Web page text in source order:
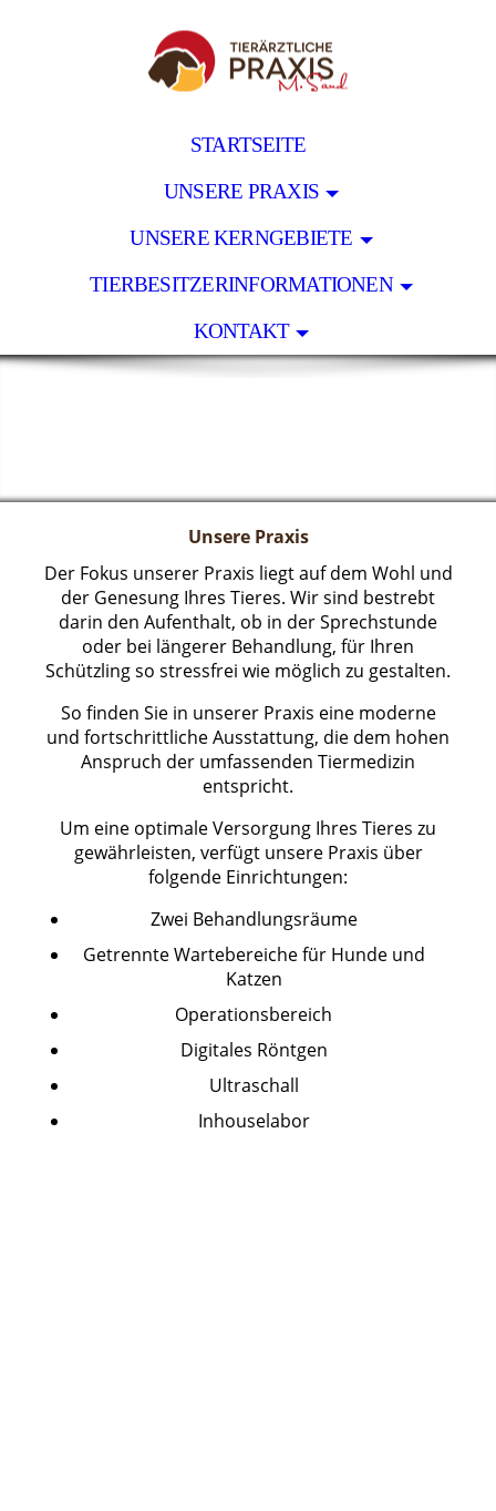
STARTSEITE
UNSERE PRAXIS
UNSERE KERNGEBIETE
TIERBESITZERINFORMATIONEN
KONTAKT
Unsere Praxis
Der Fokus unserer Praxis liegt auf dem Wohl und
der Genesung Ihres Tieres. Wir sind bestrebt
darin den Aufenthalt, ob in der Sprechstunde
oder bei längerer Behandlung, für Ihren
Schützling so stressfrei wie möglich zu gestalten.
So finden Sie in unserer Praxis eine moderne
und fortschrittliche Ausstattung, die dem hohen
Anspruch der umfassenden Tiermedizin
entspricht.
Um eine optimale Versorgung Ihres Tieres zu
gewährleisten, verfügt unsere Praxis über
folgende Einrichtungen:
Zwei Behandlungsräume
Getrennte Wartebereiche für Hunde und
Katzen
Operationsbereich
Digitales Röntgen
Ultraschall
Inhouselabor